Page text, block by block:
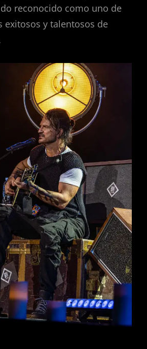
reconocido como uno de
exitosos y talentosos de